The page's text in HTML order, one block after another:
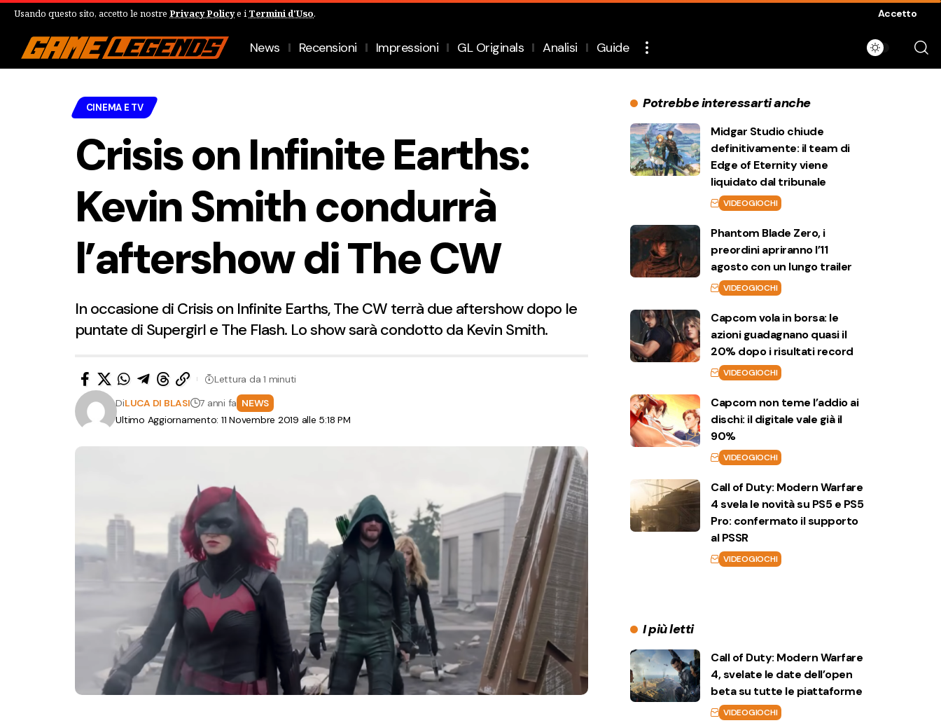
Usando questo sito, accetto le nostre Privacy Policye i Termini d'Uso. Accetto
News Recensioni Impressioni GL Originals Analisi Guide
CINEMA E TV
Crisis on Infinite Earths:
Kevin Smith condurrà
l’aftershow di The CW
In occasione di Crisis on Infinite Earths, The CW terrà due aftershow dopo le
puntate di Supergirl e The Flash. Lo show sarà condotto da Kevin Smith.
Ultimo Aggiornamento: 11 Novembre 2019 alle 5:18 PM
DiLUCA DI BLASI 7 anni fa NEWS
Lettura da 1 minuti
Potrebbe interessarti anche
Midgar Studio chiude
definitivamente: il team di
Edge of Eternity viene
liquidato dal tribunale
VIDEOGIOCHI
Phantom Blade Zero, i
preordini apriranno l’11
agosto con un lungo trailer
VIDEOGIOCHI
Capcom vola in borsa: le
azioni guadagnano quasi il
20% dopo i risultati record
VIDEOGIOCHI
Capcom non teme l’addio ai
dischi: il digitale vale già il
90%
VIDEOGIOCHI
Call of Duty: Modern Warfare
4 svela le novità su PS5 e PS5
Pro: confermato il supporto
al PSSR
VIDEOGIOCHI
I più letti
Call of Duty: Modern Warfare
4, svelate le date dell’open
beta su tutte le piattaforme
VIDEOGIOCHI